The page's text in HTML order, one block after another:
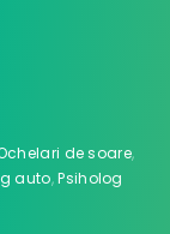
de soare,
auto,Psiholog